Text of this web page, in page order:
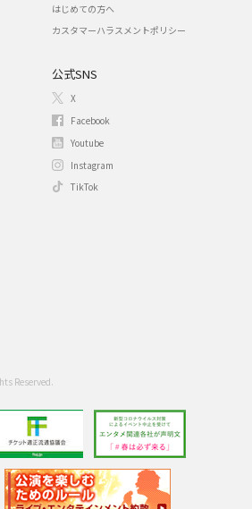
はじめての方へ
カスタマーハラスメントポリシー
公式SNS
X
Facebook
Youtube
Instagram
TikTok
Reserved.